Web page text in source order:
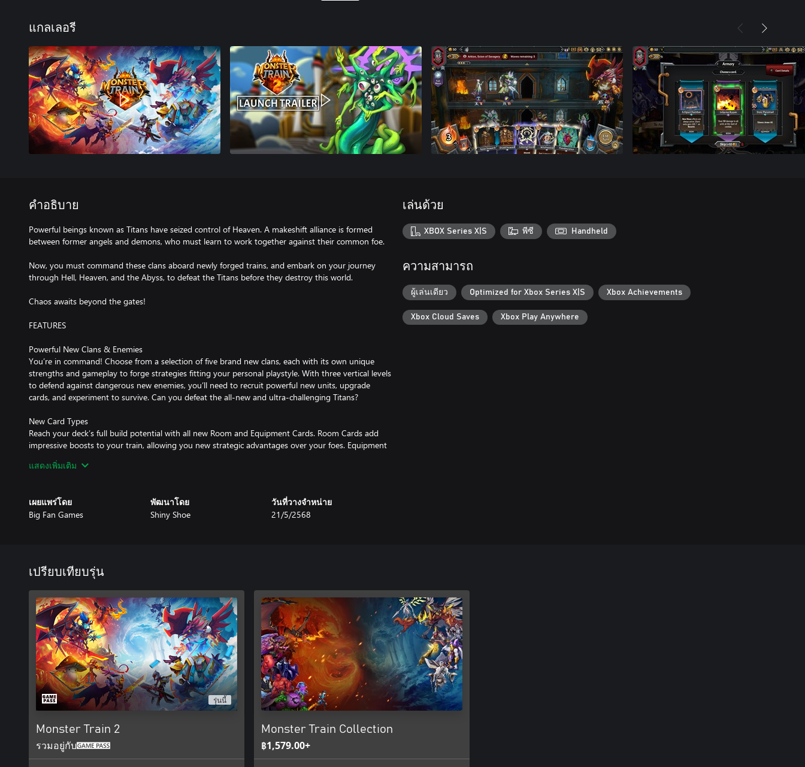
แกลเลอรี
คำอธิบาย
Powerful beings known as Titans have seized control of Heaven. A makeshift alliance is formed
between former angels and demons, who must learn to work together against their common foe.
Now, you must command these clans aboard newly forged trains, and embark on your journey
through Hell, Heaven, and the Abyss, to defeat the Titans before they destroy this world.
Chaos awaits beyond the gates!
FEATURES
Powerful New Clans & Enemies
You’re in command! Choose from a selection of five brand new clans, each with its own unique
strengths and gameplay to forge strategies fitting your personal playstyle. With three vertical levels
to defend against dangerous new enemies, you’ll need to recruit powerful new units, upgrade
cards, and experiment to survive. Can you defeat the all-new and ultra-challenging Titans?
New Card Types
Reach your deck’s full build potential with all new Room and Equipment Cards. Room Cards add
impressive boosts to your train, allowing you new strategic advantages over your foes. Equipment
access to Monster Train 2’s core features, as well as experience character interactions that move the
story forward.
advancing the story.
Dimensional Challenges: Ready for a new twist on your adventure? This mode offers handcrafted
challenges, new Mutators, and unique cosmetic rewards to be earned as you complete them.
Train Customization: Unlock new parts for your train and customize it to suit your personal style.
The Logbook: In addition to recording completion goals, the improved Logbook also now includes
new features, such as enemy information, collection objectives, and more ways to compare your
achievements against your friends.
Daily Challenges: Take on a new challenge every day with a hugely modified run featuring brand
new mutators, as well as some returning old favorites. Compete globally and against friends, and
climb the leaderboards with a skill-focused scoring system.
Celestial Alcoves: The rapid expansion of the Rail has attracted many new visitors to Hell. Encounter
a wide variety of random events with exciting gameplay and maybe even a few surprises from
outside of the Monster Train universe.
Endless Mode
One of the most requested features by Monster Train players is here! Travel the Rails with ever-
increasing difficulty to test your skills and see how long you can survive. You can even compare
แสดงเพิ่มเติม
เผยแพร่โดย
Big Fan Games
พัฒนาโดย
Shiny Shoe
วันที่วางจำหน่าย
21/5/2568
เล่นด้วย
XBOX Series X|S พีซี Handheld
ความสามารถ
ผู้เล่นเดียว Optimized for Xbox Series X|S Xbox Achievements
Xbox Cloud Saves Xbox Play Anywhere
เปรียบเทียบรุ่น
รุ่นนี้
Monster Train 2
รวมอยู่กับ
Monster Train Collection
฿1,579.00+